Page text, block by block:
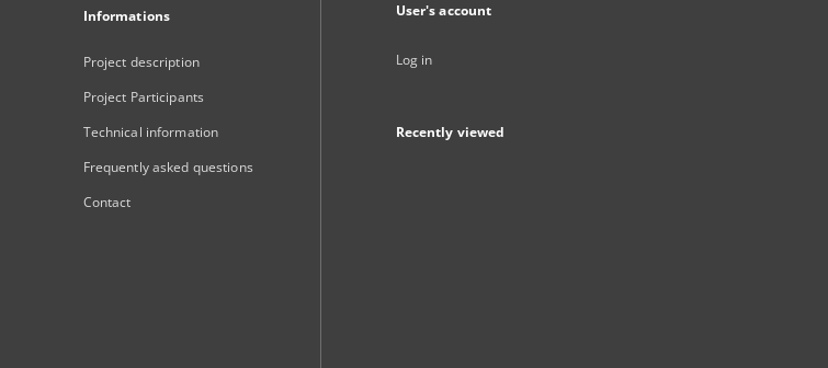
Informations
Project description
Project Participants
Technical information
Frequently asked questions
Contact
User's account
Log in
Recently viewed